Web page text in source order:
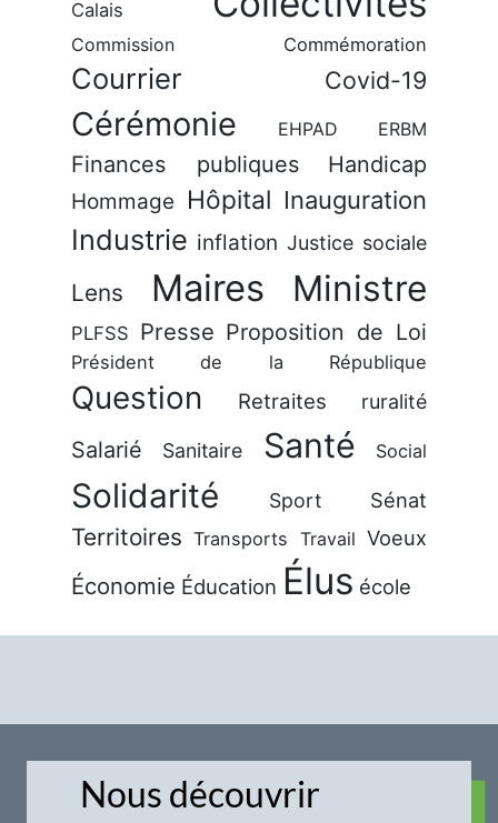
Calais
Commission Commémoration
Courrier Covid-19
Cérémonie EHPAD ERBM
Finances publiques Handicap
Hommage Hôpital Inauguration
Industrie inflation Justice sociale
Lens Maires Ministre
PLFSS Presse Proposition de Loi
Président de la République
Question Retraites ruralité
Salarié Sanitaire Santé Social
Solidarité Sport Sénat
Territoires Transports Travail Voeux
Économie Éducation Élus école
Nous découvrir